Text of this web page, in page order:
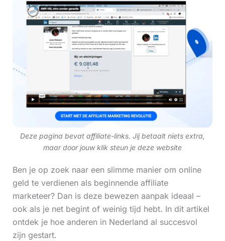
Deze pagina bevat affiliate-links. Jij betaalt niets extra,
maar door jouw klik steun je deze website
Ben je op zoek naar een slimme manier om online
geld te verdienen als beginnende affiliate
marketeer? Dan is deze bewezen aanpak ideaal –
ook als je net begint of weinig tijd hebt. In dit artikel
ontdek je hoe anderen in Nederland al succesvol
zijn gestart.